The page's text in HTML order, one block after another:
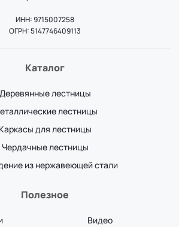
ИНН: 9715007258
ОГРН: 5147746409113
Каталог
Деревянные лестницы
лестницы
Каркасы для лестницы
Чердачные лестницы
из нержавеющей стали
Полезное
Видео